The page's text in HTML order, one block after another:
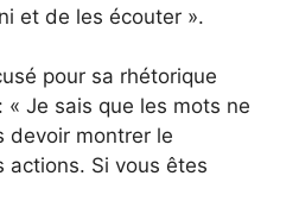
et de les écouter ».
pour sa rhétorique
Je sais que les mots ne
devoir montrer le
actions. Si vous êtes